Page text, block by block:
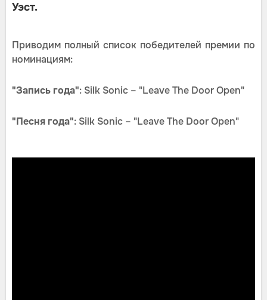
Уэст.
Приводим полный список победителей премии по
номинациям:
"Запись года": Silk Sonic – "Leave The Door Open"
"Песня года": Silk Sonic – "Leave The Door Open"